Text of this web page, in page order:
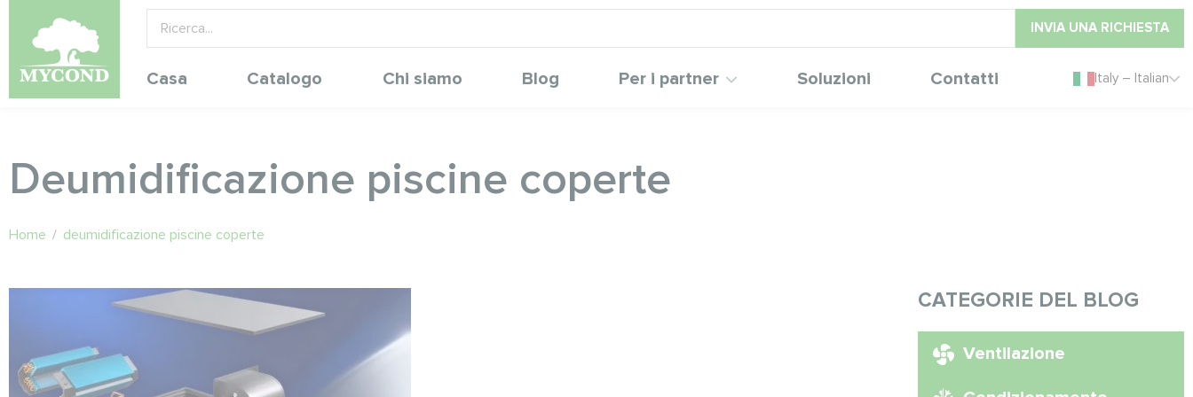
INVIA UNA RICHIESTA
Casa Catalogo Chi siamo Blog Per i partner Soluzioni Contatti Italy – Italian
Deumidificazione piscine coperte
Home / deumidificazione piscine coperte
CATEGORIE DEL BLOG
Ventilazione